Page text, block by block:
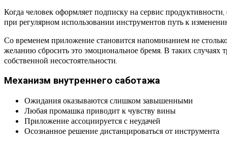
Когда человек оформляет подписку на сервис
при регулярном использовании инструментов путь к
Со временем приложение становится напоминанием не
желанию сбросить это эмоциональное бремя. В таких случаях
собственной несостоятельности.
Механизм внутреннего саботажа
Ожидания оказываются слишком завышенными
Любая промашка приводит к чувству вины
Приложение ассоциируется с неудачей
Осознанное решение дистанцироваться от инструмента